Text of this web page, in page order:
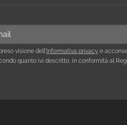
visione dell'Informativa privacy e
quanto ivi descritto, in conformità al